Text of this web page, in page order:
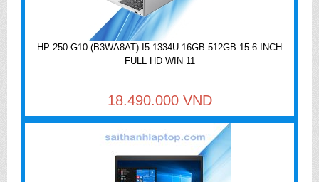
HP 250 G10 (B3WA8AT) I5 1334U 16GB 512GB 15.6 INCH
FULL HD WIN 11
18.490.000 VND